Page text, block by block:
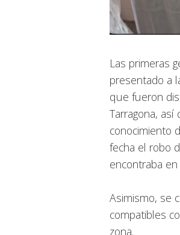
Las primeras
presentado a
que fueron
Tarragona,
conocimiento
fecha el robo
encontraba
Asimismo, se
compatibles
zona.